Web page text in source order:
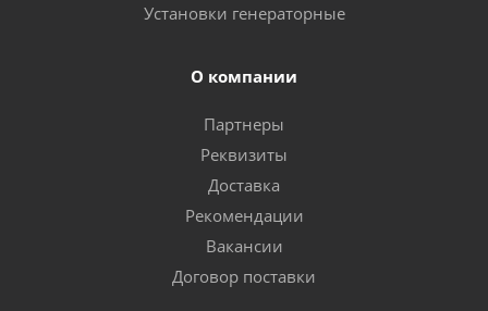
Установки генераторные
О компании
Партнеры
Реквизиты
Доставка
Рекомендации
Вакансии
Договор поставки